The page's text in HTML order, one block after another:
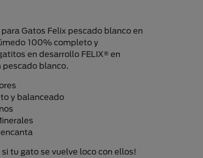
Gatos Felix pescado blanco en
100% completo y
en desarrollo FELIX® en
pescado blanco.
y balanceado
si tu gato se vuelve loco con ellos!